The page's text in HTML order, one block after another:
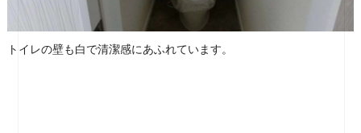
トイレの壁も白で清潔感にあふれています。